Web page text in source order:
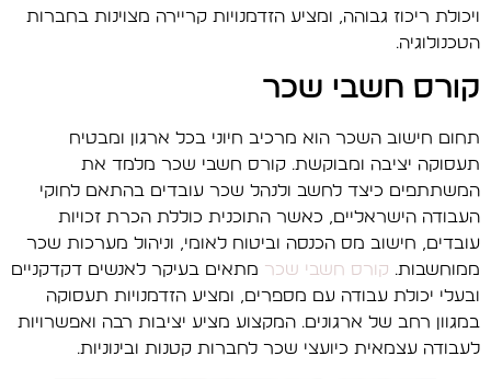
ויכולת ריכוז גבוהה, ומציע הזדמנויות קריירה מצוינות בחברות
הטכנולוגיה.
קורס חשבי שכר
תחום חישוב השכר הוא מרכיב חיוני בכל ארגון ומבטיח
תעסוקה יציבה ומבוקשת. קורס חשבי שכר מלמד את
המשתתפים כיצד לחשב ולנהל שכר עובדים בהתאם לחוקי
העבודה הישראליים, כאשר התוכנית כוללת הכרת זכויות
עובדים, חישוב מס הכנסה וביטוח לאומי, וניהול מערכות שכר
ממוחשבות. קורס חשבי שכר מתאים בעיקר לאנשים דקדקניים
ובעלי יכולת עבודה עם מספרים, ומציע הזדמנויות תעסוקה
במגוון רחב של ארגונים. המקצוע מציע יציבות רבה ואפשרויות
לעבודה עצמאית כיועצי שכר לחברות קטנות ובינוניות.